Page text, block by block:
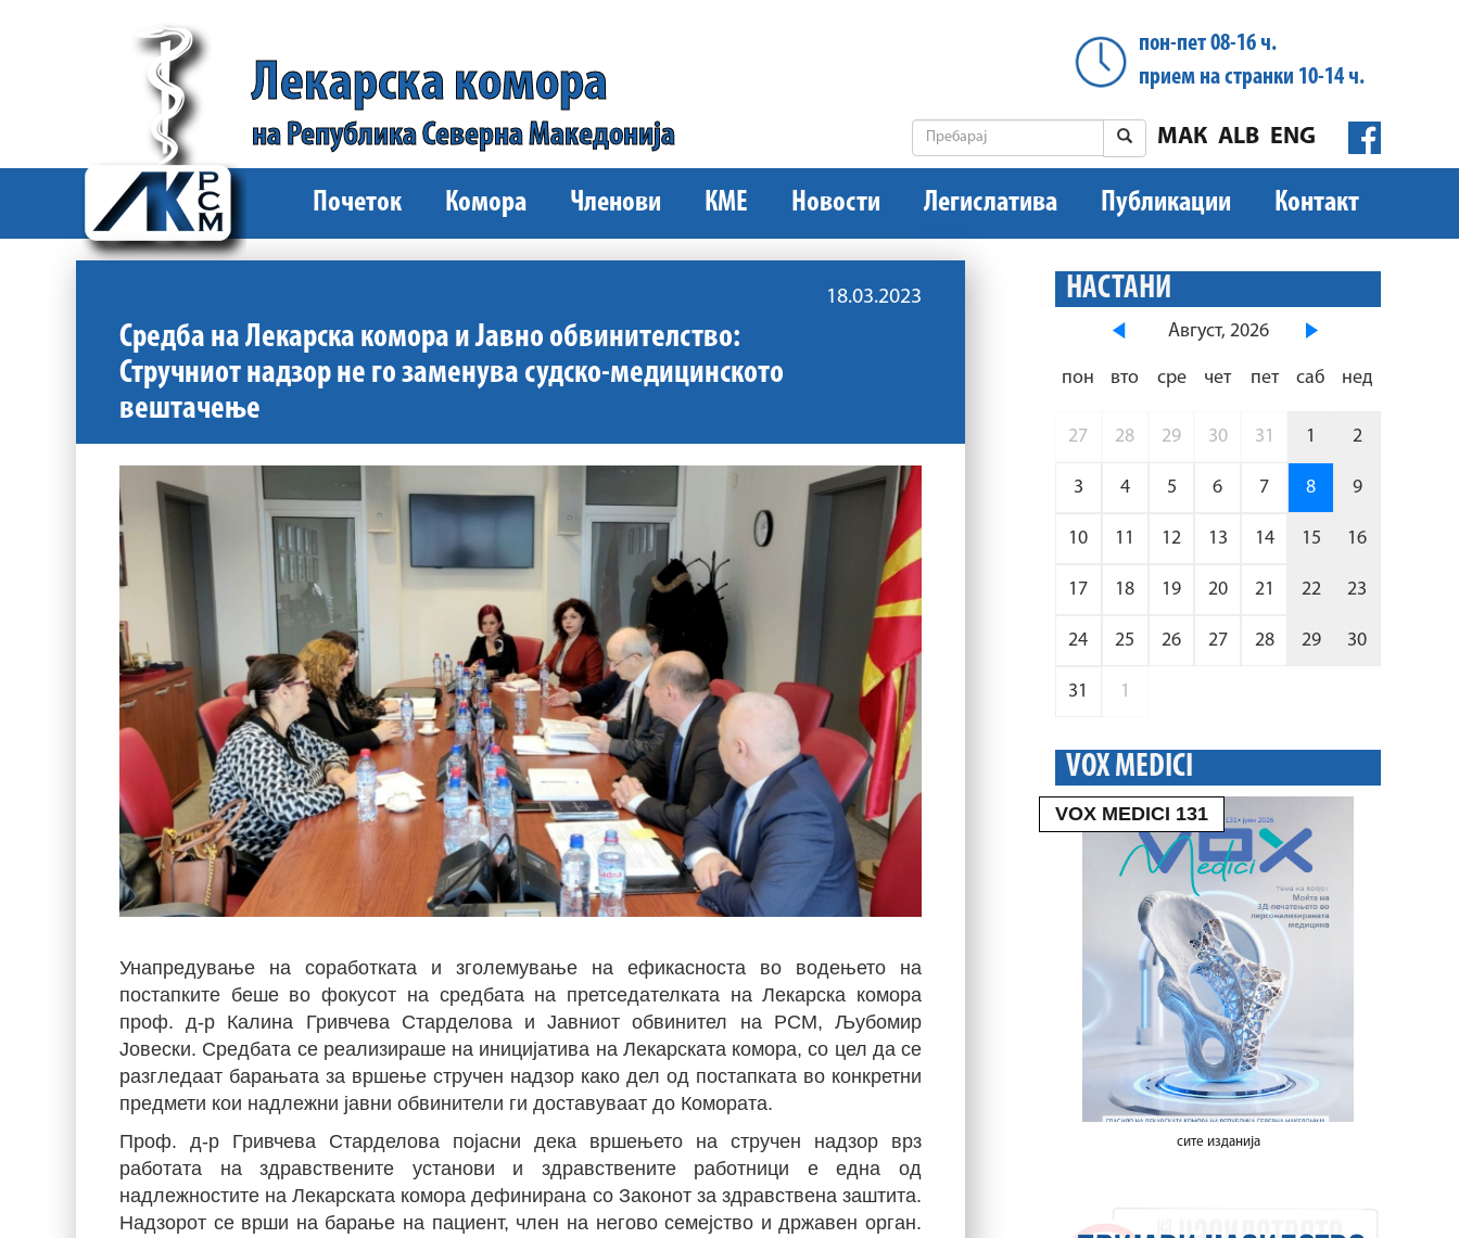
Лекарска комора
на Република Северна Македонија
пон-пет 08-16 ч.
прием на странки 10-14 ч.
ENG
ALB
МАК
Почеток Комора Членови КМЕ Новости Легислатива Публикации Контакт
18.03.2023
Средба на Лекарска комора и Јавно обвинителство:
Стручниот надзор не го заменува судско-медицинското
вештачење
Унапредување на соработката и зголемување на ефикасноста во водењето на
постапките беше во фокусот на средбата на претседателката на Лекарска комора
проф. д-р Калина Гривчева Старделова и Јавниот обвинител на РСМ, Љубомир
Јовески. Средбата се реализираше на иницијатива на Лекарската комора, со цел да се
разгледаат барањата за вршење стручен надзор како дел од постапката во конкретни
предмети кои надлежни јавни обвинители ги доставуваат до Комората.
Проф. д-р Гривчева Старделова појасни дека вршењето на стручен надзор врз
работата на здравствените установи и здравствените работници е една од
надлежностите на Лекарската комора дефинирана со Законот за здравствена заштита.
Надзорот се врши на барање на пациент, член на негово семејство и државен орган.
НАСТАНИ
Август, 2026
пон вто сре чет пет саб нед
27 28 29 30 31 1 2
3 4 5 6 7 8 9
10 11 12 13 14 15 16
17 18 19 20 21 22 23
24 25 26 27 28 29 30
31 1
VOX MEDICI
VOX MEDICI 131
сите изданија